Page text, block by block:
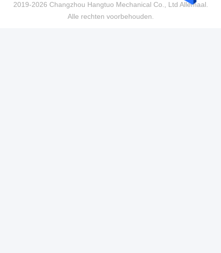
2019-2026 Changzhou Hangtuo Mechanical Co., Ltd Allemaal.
Alle rechten voorbehouden.